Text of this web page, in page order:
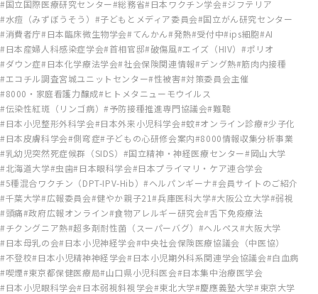
国立国際医療研究センター 総務省 日本ワクチン学会 ジフテリア
水痘（みずぼうそう）
子どもとメディア委員会 国立がん研究センター
消費者庁 日本臨床微生物学会 てんかん 発熱 受付中 ips細胞 AI
日本産婦人科感染症学会 首相官邸 破傷風 エイズ（HIV） ポリオ
ダウン症 日本化学療法学会 社会保険関連情報 デング熱 筋肉内接種
エコチル調査宮城ユニットセンター 性被害 対策委員会主催
8000・家庭看護力醸成 ヒトメタニューモウイルス
伝染性紅斑（リンゴ病） 予防接種推進専門協議会 難聴
日本小児整形外科学会 日本外来小児科学会 蚊 オンライン診療 少子化
日本皮膚科学会 側弯症 子どもの心研修会案内 8000情報収集分析事業
乳幼児突然死症候群（SIDS）
国立精神・神経医療センター 岡山大学
北海道大学 虫歯 日本眼科学会 日本プライマリ・ケア連合学会
5種混合ワクチン（DPT-IPV-Hib） ヘルパンギーナ 会員サイトのご紹介
千葉大学 広報委員会 健やか親子21 兵庫医科大学 大阪公立大学 弱視
頭痛 政府広報オンライン 食物アレルギー研究会 舌下免疫療法
チクングニア熱 超多剤耐性菌（スーパーバグ） ヘルペス
大阪大学
日本母乳の会 日本小児神経学会 中央社会保険医療協議会（中医協）
不登校 日本小児精神神経学会 日本小児期外科系関連学会協議会 白血病
喫煙 東京都保健医療局 山口県小児科医会 日本集中治療医学会
日本小児眼科学会 日本弱視斜視学会 東北大学 慶應義塾大学 東京大学